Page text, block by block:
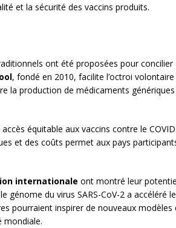
et la sécurité des vaccins produits.
ont été proposées pour concilier
, fondé en 2010, facilite l’octroi volontaire
la production de médicaments génériques
équitable aux vaccins contre le
et des coûts permet aux pays
internationale ont montré leur
génome du virus SARS-CoV-2 a accéléré le
pourraient inspirer de nouveaux modèles
mondiale.